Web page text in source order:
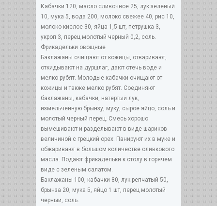
Кабачки 120, масло сливочное 25, лук зеленый
10, мука 5, вода 200, молоко свежее 40, рис 10,
молоко кислое 30, яйца 1,5 шт, петрушка 3,
укроп 3, перец молотый черный 0,2, соль.
Фрикадельки овощные
Баклажаны очищают от кожицы, отваривают,
откидывают на дуршлаг, дают стечь воде и
мелко рубят. Молодые кабачки очищают от
кожицы и также мелко рубят. Соединяют
баклажаны, кабачки, натертый лук,
измельченную брынзу, муку, сырое яйцо, соль и
молотый черный перец. Смесь хорошо
вымешивают и разделывают в виде шариков
величиной с грецкий орех. Панируют их в муке и
обжаривают в большом количестве оливкового
масла. Подают фрикадельки к столу в горячем
виде с зеленым салатом.
Баклажаны 100, кабачки 80, лук репчатый 50,
брынза 20, мука 5, яйцо 1 шт, перец молотый
черный, соль.